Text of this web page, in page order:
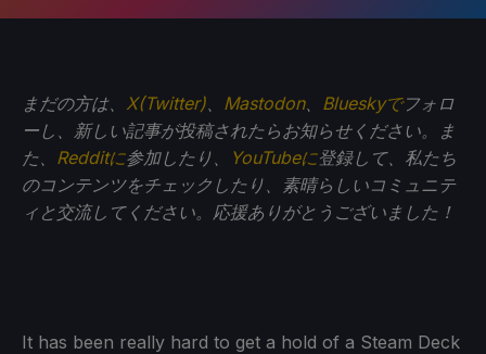
まだの方は、 X(Twitter) Mastodon、 Blueskyでフォロ
ーし、新しい記事が投稿されたらお知らせください。ま
た、 Redditに参加したり、 YouTubeに登録して、私たち
のコンテンツをチェックしたり、素晴らしいコミュニテ
ィと交流してください。応援ありがとうございました！
It has been really hard to get a hold of a Steam Deck